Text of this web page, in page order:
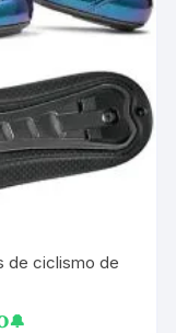
de ciclismo de